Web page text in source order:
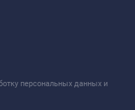
персональных данных и